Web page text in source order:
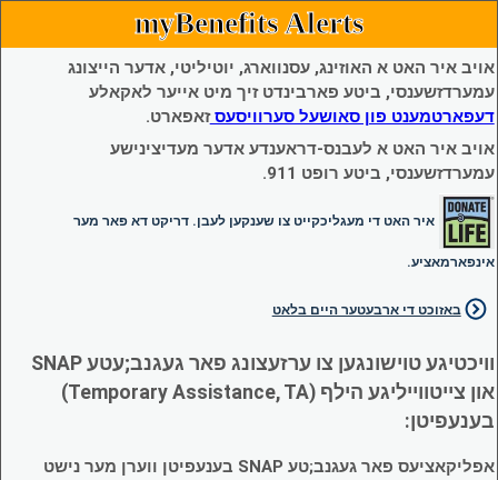
myBenefits Alerts
אויב איר האט א האוזינג, עסנווארג, יוטיליטי, אדער הייצונג
עמערדזשענסי, ביטע פארבינדט זיך מיט אייער לאקאלע
דעפארטמענט פון סאושעל סערוויסעסזאפארט.
אויב איר האט א לעבנס-דראענדע אדער מעדיצינישע
עמערדזשענסי, ביטע רופט 911.
איר האט די מעגליכקייט צו שענקען לעבן. דריקט דא פאר מער
אינפארמאציע.
באזוכט די ארבעטער היים בלאט
וויכטיגע טוישונגען צו ערזעצונג פאר געגנב;עטע SNAP
און צייטווייליגע הילף (Temporary Assistance, TA)
בענעפיטן:
אפליקאציעס פאר געגנב;טע SNAP בענעפיטן ווערן מער נישט